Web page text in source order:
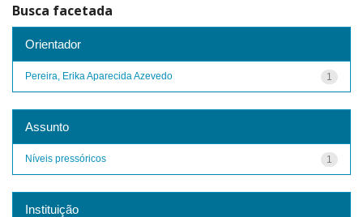
Busca facetada
Orientador
1
Pereira, Erika Aparecida Azevedo
Assunto
1
Níveis pressóricos
Instituição